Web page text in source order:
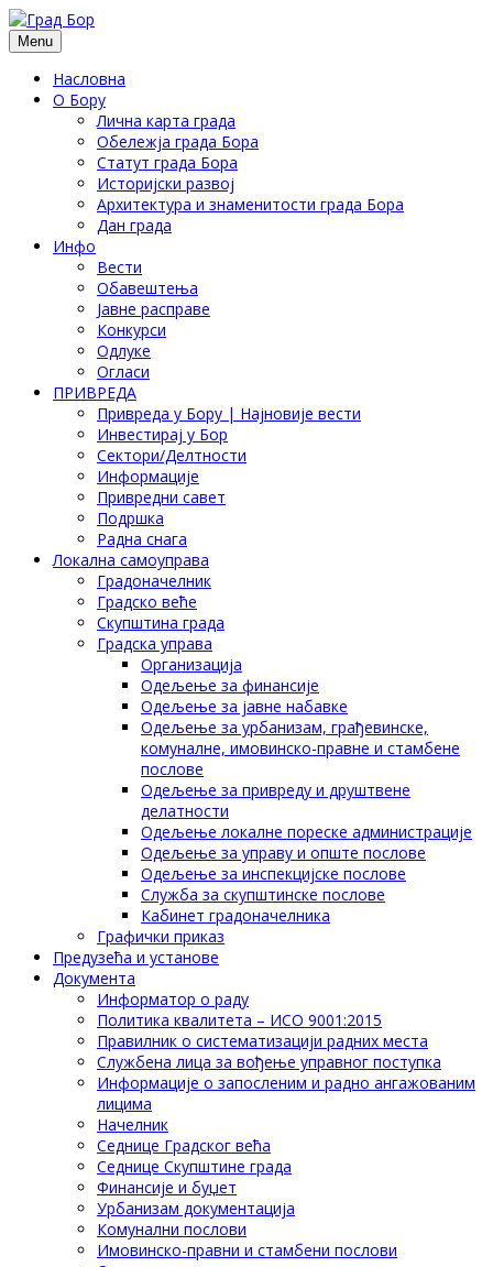
Menu
Насловна
О Бору
Лична карта града
Обележја града Бора
Статут града Бора
Историјски развој
Архитектура и знаменитости града Бора
Дан града
Инфо
Вести
Обавештења
Јавне расправе
Конкурси
Одлуке
Огласи
ПРИВРЕДА
Привреда у Бору | Најновије вести
Инвестирај у Бор
Сектори/Делтности
Информације
Привредни савет
Подршка
Радна снага
Локална самоуправа
Градоначелник
Градско веће
Скупштина града
Градска управа
Организација
Одељење за финансије
Одељење за јавне набавке
Одељење за урбанизам, грађевинске,
комуналне, имовинско-правне и стамбене
послове
Одељење за привреду и друштвене
делатности
Одељење локалне пореске администрације
Одељење за управу и опште послове
Одељење за инспекцијске послове
Служба за скупштинске послове
Кабинет градоначелника
Графички приказ
Предузећа и установе
Документа
Информатор о раду
Политика квалитета – ИСО 9001:2015
Правилник о систематизацији радних места
Службена лица за вођење управног поступка
Информације о запосленим и радно ангажованим
лицима
Начелник
Седнице Градског већа
Седнице Скупштине града
Финансије и буџет
Урбанизам документација
Комунални послови
Имовинско-правни и стамбени послови